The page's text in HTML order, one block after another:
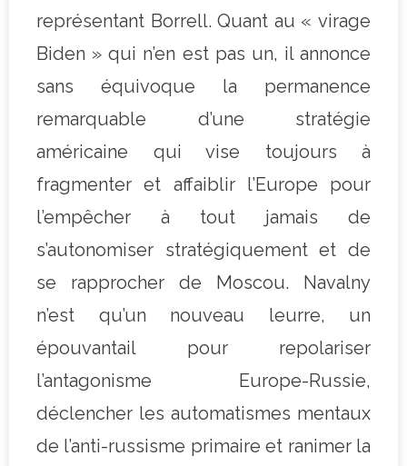
représentant Borrell. Quant au « virage
Biden » qui n’en est pas un, il annonce
sans équivoque la permanence
remarquable d’une stratégie
américaine qui vise toujours à
fragmenter et affaiblir l’Europe pour
l’empêcher à tout jamais de
s’autonomiser stratégiquement et de
se rapprocher de Moscou. Navalny
n’est qu’un nouveau leurre, un
épouvantail pour repolariser
l’antagonisme Europe-Russie,
déclencher les automatismes mentaux
de l’anti-russisme primaire et ranimer la